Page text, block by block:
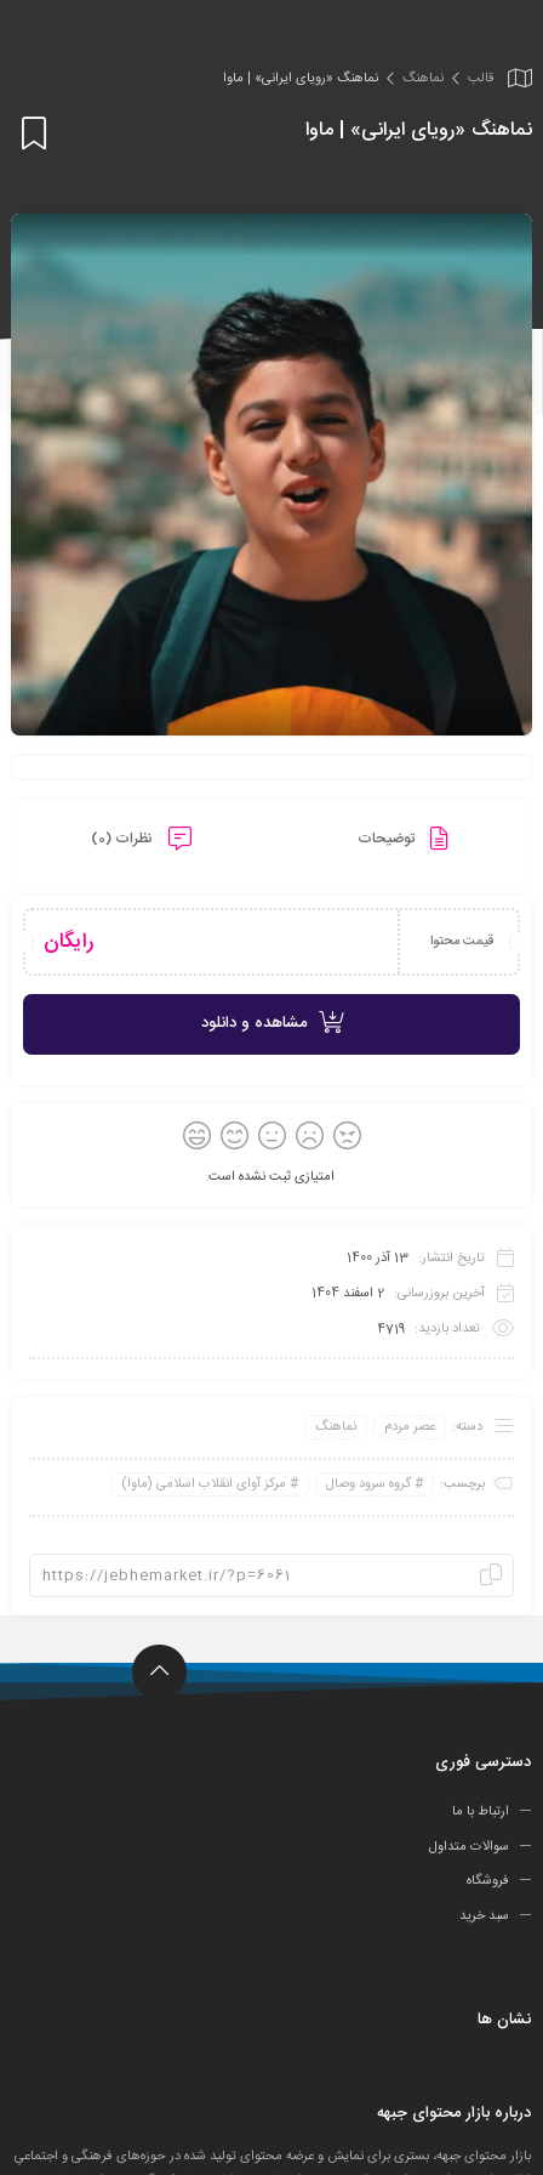
قالب نماهنگ نماهنگ «رویای ایرانی» | ماوا
نماهنگ «رویای ایرانی» | ماوا
توضیحات نظرات (0)
قیمت محتوا رایگان
مشاهده و دانلود
امتیازی ثبت نشده است
تاریخ انتشار: 13 آذر 1400
آخرین بروزرسانی: 2 اسفند 1404
تعداد بازدید: 4719
دسته: عصر مردم نماهنگ
برچسب: گروه سرود وصال مرکز آوای انقلاب اسلامی (ماوا)
دسترسی فوری
ارتباط با ما
سوالات متداول
فروشگاه
سبد خرید
نشان ها
درباره بازار محتوای جبهه
بازار محتوای جبهه، بستری برای نمایش و عرضه محتوای تولید شده در حوزه‌های فرهنگی و اجتماعیِ